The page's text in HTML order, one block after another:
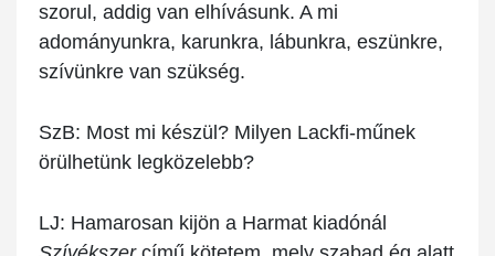
szorul, addig van elhívásunk. A mi
adományunkra, karunkra, lábunkra, eszünkre,
szívünkre van szükség.
SzB: Most mi készül? Milyen Lackfi-műnek
örülhetünk legközelebb?
LJ: Hamarosan kijön a Harmat kiadónál